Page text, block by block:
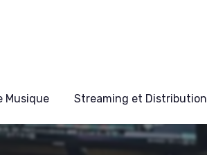
Musique Streaming et Distribution